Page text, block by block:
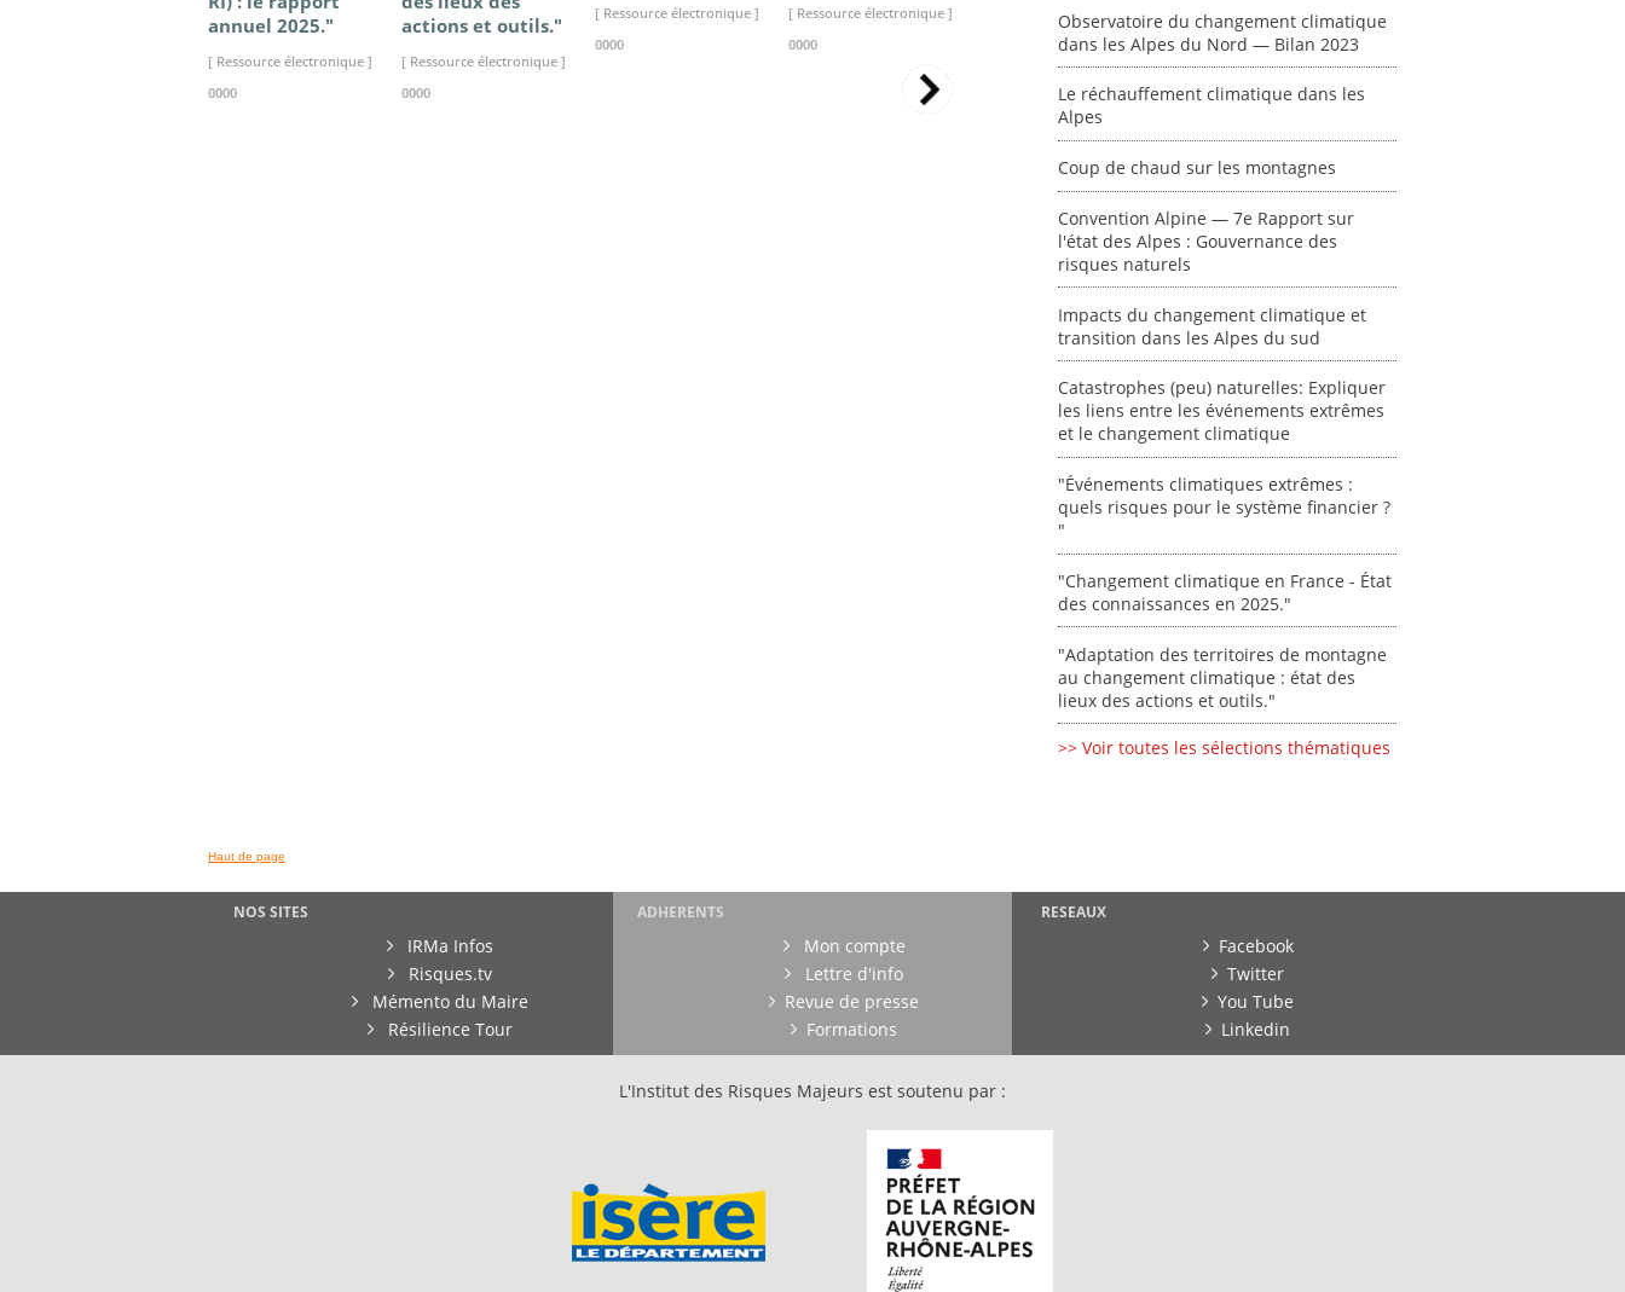
annuel 2025."
[ Ressource électronique ]
0000
actions et outils."
[ Ressource électronique ]
0000
[ Ressource électronique ]
0000
[ Ressource électronique ]
0000
[ Ressource électronique ]
0000
0000
Observatoire du changement climatique
dans les Alpes du Nord — Bilan 2023
Le réchauffement climatique dans les
Alpes
Coup de chaud sur les montagnes
Convention Alpine — 7e Rapport sur
l'état des Alpes : Gouvernance des
risques naturels
Impacts du changement climatique et
transition dans les Alpes du sud
Catastrophes (peu) naturelles: Expliquer
les liens entre les événements extrêmes
et le changement climatique
"Événements climatiques extrêmes :
quels risques pour le système financier ?
"
"Changement climatique en France - État
des connaissances en 2025."
"Adaptation des territoires de montagne
au changement climatique : état des
lieux des actions et outils."
>> Voir toutes les sélections thématiques
Haut de page
NOS SITES
IRMa Infos
Risques.tv
Mémento du Maire
Résilience Tour
ADHERENTS
Mon compte
Lettre d'info
Revue de presse
Formations
RESEAUX
Facebook
Twitter
You Tube
Linkedin
L'Institut des Risques Majeurs est soutenu par :